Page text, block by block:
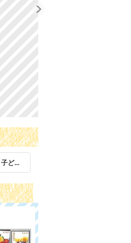
童話 おとぎ話 絵本 子ども 児童